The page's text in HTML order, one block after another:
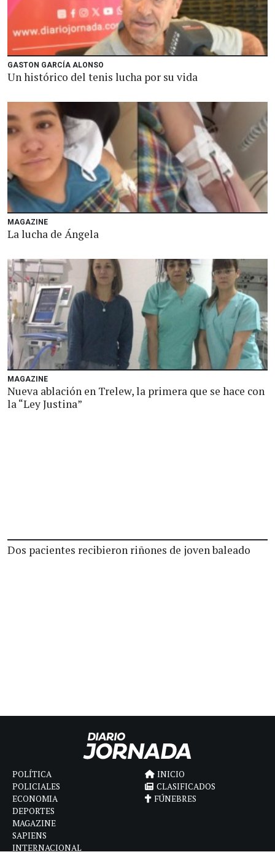
GASTON GARCÍA ALONSO
Un histórico del tenis lucha por su vida
MAGAZINE
La lucha de Ángela
MAGAZINE
Nueva ablación en Trelew, la primera que se hace con
la “Ley Justina”
Dos pacientes recibieron riñones de joven baleado
POLÍTICA
POLICIALES
ECONOMIA
DEPORTES
MAGAZINE
SAPIENS
INTERNACIONAL
INICIO
CLASIFICADOS
FÚNEBRES